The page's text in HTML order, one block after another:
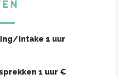
intake 1 uur
1 uur €